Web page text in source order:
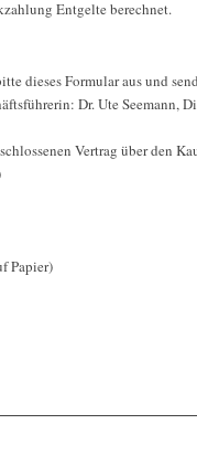
Entgelte berechnet.
dieses Formular aus und
Dr. Ute Seemann,
Vertrag über den
Papier)